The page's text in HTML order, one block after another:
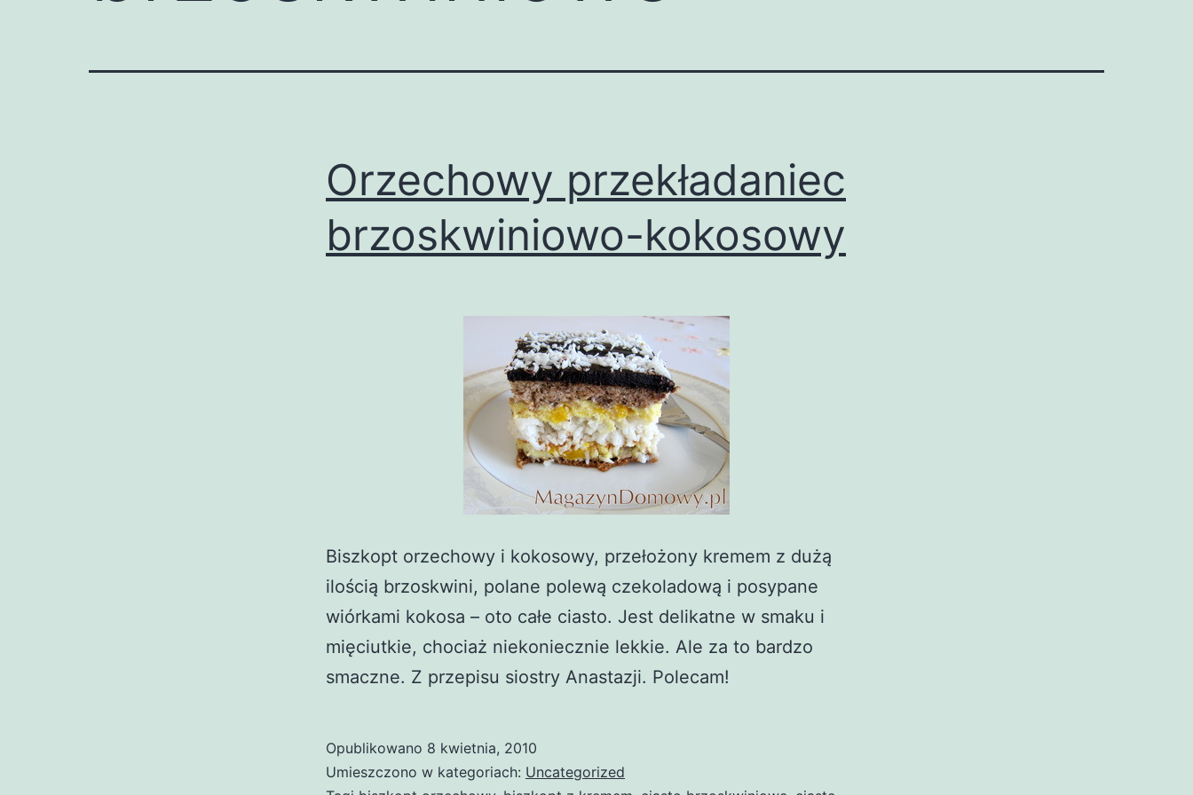
Orzechowy przekładaniec
brzoskwiniowo-kokosowy
Biszkopt orzechowy i kokosowy, przełożony kremem z dużą
ilością brzoskwini, polane polewą czekoladową i posypane
wiórkami kokosa – oto całe ciasto. Jest delikatne w smaku i
mięciutkie, chociaż niekoniecznie lekkie. Ale za to bardzo
smaczne. Z przepisu siostry Anastazji. Polecam!
Opublikowano 8 kwietnia, 2010
Umieszczono w kategoriach: Uncategorized